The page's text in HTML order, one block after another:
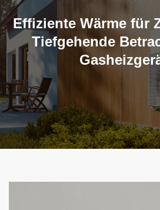
Effiziente Wärme für
Tiefgehende